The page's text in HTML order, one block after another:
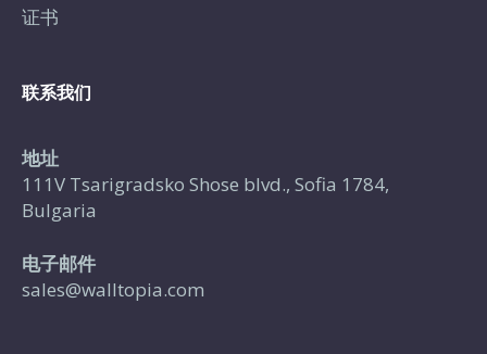
证书
联系我们
地址
111V Tsarigradsko Shose blvd., Sofia 1784,
Bulgaria
电子邮件
sales@walltopia.com